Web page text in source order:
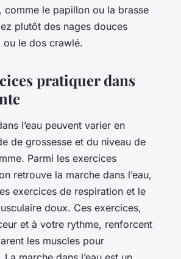
comme le papillon ou la brasse
plutôt des nages douces
le dos crawlé.
pratiquer dans
l’eau peuvent varier en
de grossesse et du niveau de
Parmi les exercices
retrouve la marche dans l’eau,
exercices de respiration et le
doux. Ces exercices,
et à votre rythme, renforcent
les muscles pour